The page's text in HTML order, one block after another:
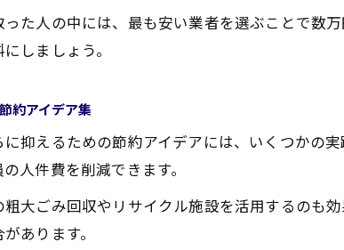
遺品整理で見
現金化で遺品
キャンペーン
た人の中には、最も安い業者を選ぶことで数
しましょう。
約アイデア集
抑えるための節約アイデアには、いくつかの
人件費を削減できます。
大ごみ回収やリサイクル施設を活用するのも
あります。